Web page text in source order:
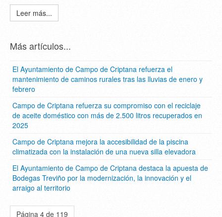
Leer más...
Más artículos...
El Ayuntamiento de Campo de Criptana refuerza el
mantenimiento de caminos rurales tras las lluvias de enero y
febrero
Campo de Criptana refuerza su compromiso con el reciclaje
de aceite doméstico con más de 2.500 litros recuperados en
2025
Campo de Criptana mejora la accesibilidad de la piscina
climatizada con la instalación de una nueva silla elevadora
El Ayuntamiento de Campo de Criptana destaca la apuesta de
Bodegas Treviño por la modernización, la innovación y el
arraigo al territorio
Página 4 de 119